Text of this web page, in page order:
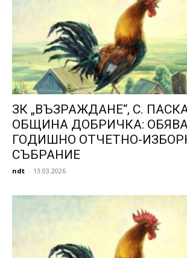
ЗК „ВЪЗРАЖДАНЕ“, С.
ОБЩИНА ДОБРИЧКА:
ГОДИШНО ОТЧЕТНО-
СЪБРАНИЕ
ndt - 13.03.2026